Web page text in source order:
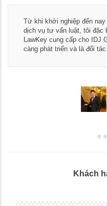
Từ khi khởi nghiệp đến nay gần
dịch vụ tư vấn luật, tôi đặc biệt
LawKey cung cấp cho IDJ Group.
càng phát triển và là đối tác quan
Mr
Hà
Khách